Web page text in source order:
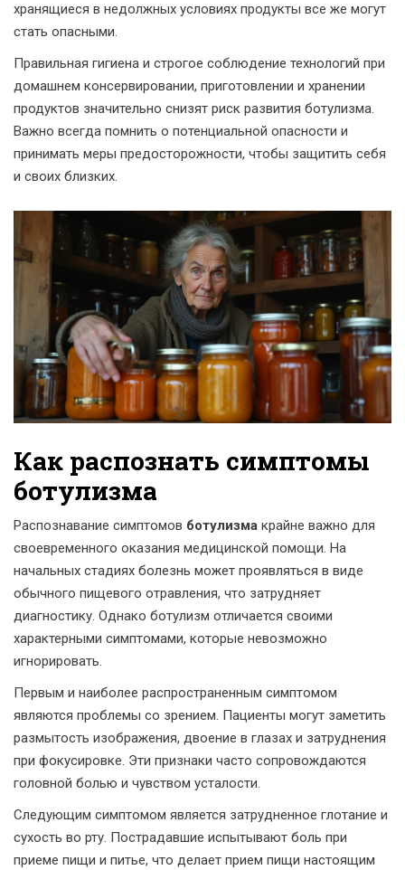
хранящиеся в недолжных условиях продукты все же могут
стать опасными.
Правильная гигиена и строгое соблюдение технологий при
домашнем консервировании, приготовлении и хранении
продуктов значительно снизят риск развития ботулизма.
Важно всегда помнить о потенциальной опасности и
принимать меры предосторожности, чтобы защитить себя
и своих близких.
Как распознать симптомы
ботулизма
Распознавание симптомов ботулизма крайне важно для
своевременного оказания медицинской помощи. На
начальных стадиях болезнь может проявляться в виде
обычного пищевого отравления, что затрудняет
диагностику. Однако ботулизм отличается своими
характерными симптомами, которые невозможно
игнорировать.
Первым и наиболее распространенным симптомом
являются проблемы со зрением. Пациенты могут заметить
размытость изображения, двоение в глазах и затруднения
при фокусировке. Эти признаки часто сопровождаются
головной болью и чувством усталости.
Следующим симптомом является затрудненное глотание и
сухость во рту. Пострадавшие испытывают боль при
приеме пищи и питье, что делает прием пищи настоящим